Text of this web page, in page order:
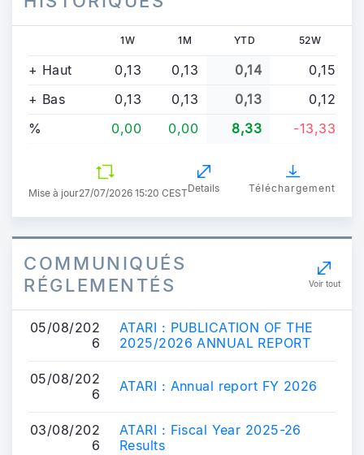
1W 1M YTD 52W
+ Haut 0,13 0,13 0,14
0,15
+ Bas
0,13 0,13 0,13
0,12
%
0,00 0,00 8,33 -13,33
Mise à jour27/07/2026 15:20 CESTDetails Téléchargement
COMMUNIQUÉS
RÉGLEMENTÉS
Voir tout
05/08/202
6
ATARI : PUBLICATION OF THE
2025/2026 ANNUAL REPORT
05/08/202
6
ATARI : Annual report FY 2026
03/08/202
6
ATARI : Fiscal Year 2025-26
Results